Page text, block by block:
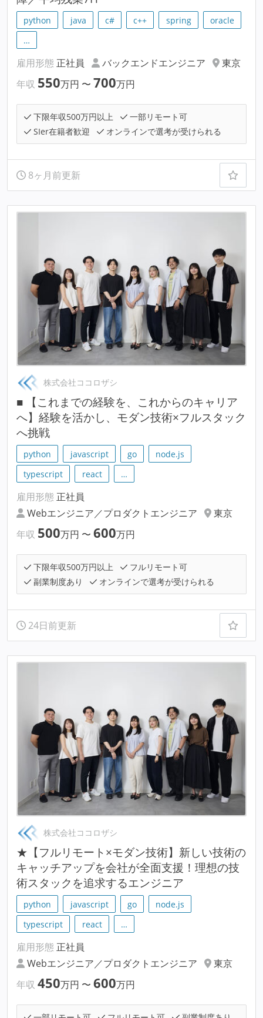
python java c# c++ spring
oracle
…
雇用形態 正社員 バックエンドエンジニア
東京
年収 550万円 〜 700万円
下限年収500万円以上
一部リモート可
SIer在籍者歓迎
オンラインで選考が受けられる
8ヶ月前更新
株式会社ココロザシ
■ 【これまでの経験を、これからのキャリア
へ】経験を活かし、モダン技術×フルスタック
へ挑戦
python javascript go
node.js
typescript
react …
雇用形態 正社員
Webエンジニア／プロダクトエンジニア
東京
年収 500万円 〜 600万円
下限年収500万円以上
フルリモート可
副業制度あり
オンラインで選考が受けられる
24日前更新
株式会社ココロザシ
★【フルリモート×モダン技術】新しい技術の
キャッチアップを会社が全面支援！理想の技
術スタックを追求するエンジニア
python javascript go
node.js
typescript
react …
雇用形態 正社員
Webエンジニア／プロダクトエンジニア
東京
年収 450万円 〜 600万円